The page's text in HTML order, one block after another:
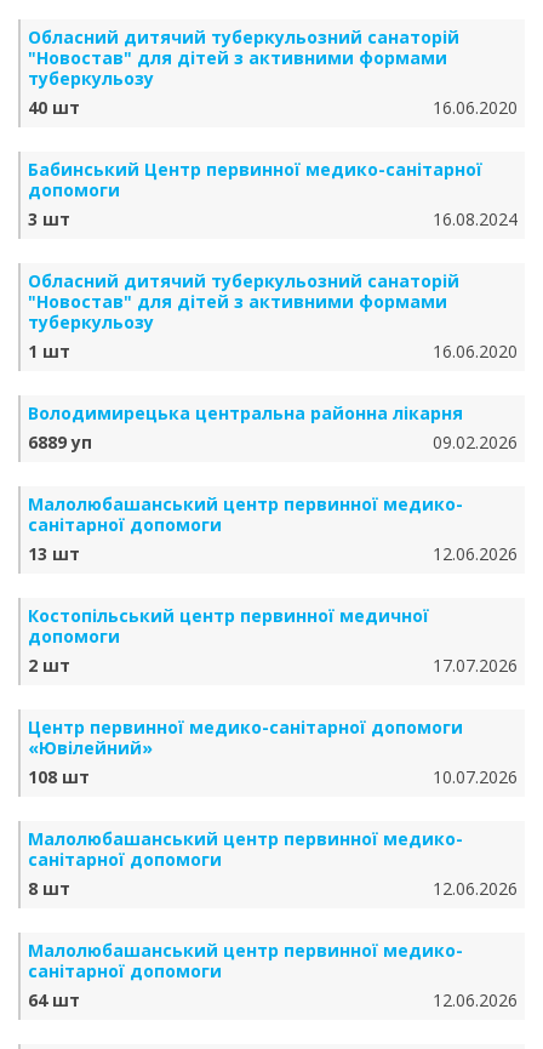
Обласний дитячий туберкульозний санаторій
"Новостав" для дітей з активними формами
туберкульозу
40 шт
16.06.2020
Бабинський Центр первинної медико-санітарної
допомоги
3 шт
16.08.2024
Обласний дитячий туберкульозний санаторій
"Новостав" для дітей з активними формами
туберкульозу
1 шт
16.06.2020
Володимирецька центральна районна лікарня
6889 уп
09.02.2026
Малолюбашанський центр первинної медико-
санітарної допомоги
13 шт
12.06.2026
Костопільський центр первинної медичної
допомоги
2 шт
17.07.2026
Центр первинної медико-санітарної допомоги
«Ювілейний»
108 шт
10.07.2026
Малолюбашанський центр первинної медико-
санітарної допомоги
8 шт
12.06.2026
Малолюбашанський центр первинної медико-
санітарної допомоги
64 шт
12.06.2026